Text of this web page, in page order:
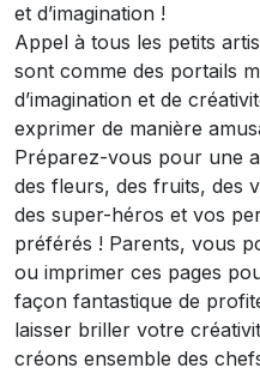
et d’imagination !
Appel à tous les petits
sont comme des portails
d’imagination et de
exprimer de manière
Préparez-vous pour une
des fleurs, des fruits, des
des super-héros et vos
préférés ! Parents, vous
ou imprimer ces pages
façon fantastique de
laisser briller votre
créons ensemble des